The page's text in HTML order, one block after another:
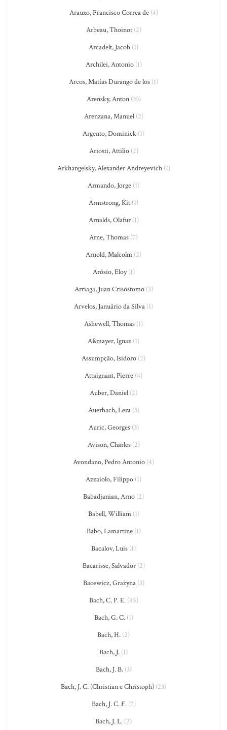
Arauxo, Francisco Correa de(4)
Arbeau, Thoinot(2)
Arcadelt, Jacob (1)
Archilei, Antonio(1)
Arcos, Matías Durango de los (1)
Arensky, Anton(10)
Arenzana, Manuel(2)
Argento, Dominick (1)
Ariosti, Attilio(2)
Arkhangelsky, Alexander Andreyevich(1)
Armando, Jorge (1)
Armstrong, Kit (1)
Arnalds, Olafur(1)
Arne, Thomas (7)
Arnold, Malcolm (2)
Arósio, Eloy(1)
Arriaga, Juan Crisostomo(3)
Arvelos, Januário da Silva (1)
Ashewell, Thomas (1)
Aßmayer, Ignaz (1)
Assumpção, Isidoro (2)
Attaignant, Pierre (4)
Auber, Daniel (2)
Auerbach, Lera(3)
Auric, Georges(3)
Avison, Charles(2)
Avondano, Pedro Antonio (4)
Azzaiolo, Filippo (1)
Babadjanian, Arno (2)
Babell, William(1)
Babo, Lamartine(1)
Bacalov, Luis (1)
Bacarisse, Salvador(2)
Bacewicz, Grażyna(3)
Bach, C. P. E.(85)
Bach, G. C.(1)
Bach, H. (2)
Bach, J. (1)
Bach, J. B.(3)
Bach, J. C. (Christian e Christoph) (23)
Bach, J. C. F.(7)
Bach, J. L. (2)